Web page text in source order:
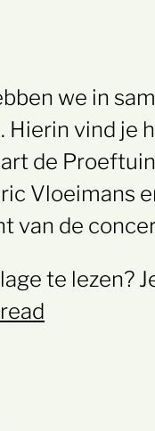
we in
Hierin vind je
de
Vloeimans
van de
te lezen?